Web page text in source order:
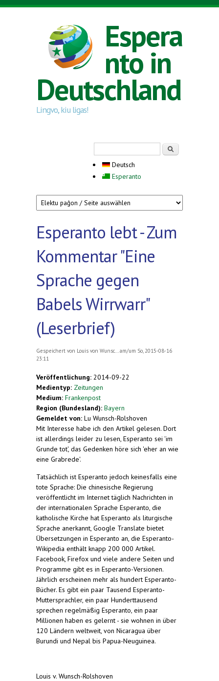
Direkt zum Inhalt
Espera
nto in
Deutschland
Lingvo, kiu ligas!
Deutsch
Esperanto
Esperanto lebt - Zum
Kommentar "Eine
Sprache gegen
Babels Wirrwarr"
(Leserbrief)
Gespeichert von Louis von Wunsc...
am/um So, 2015-08-16
23:11
Veröffentlichung: 2014-09-22
Medientyp: Zeitungen
Medium: Frankenpost
Region (Bundesland): Bayern
Gemeldet von: Lu Wunsch-Rolshoven
Mit Interesse habe ich den Artikel gelesen. Dort
ist allerdings leider zu lesen, Esperanto sei 'im
Grunde tot', das Gedenken höre sich 'eher an wie
eine Grabrede'.
Tatsächlich ist Esperanto jedoch keinesfalls eine
tote Sprache: Die chinesische Regierung
veröffentlicht im Internet täglich Nachrichten in
der internationalen Sprache Esperanto, die
katholische Kirche hat Esperanto als liturgische
Sprache anerkannt, Google Translate bietet
Übersetzungen in Esperanto an, die Esperanto-
Wikipedia enthält knapp 200 000 Artikel.
Facebook, Firefox und viele andere Seiten und
Programme gibt es in Esperanto-Versionen.
Jährlich erscheinen mehr als hundert Esperanto-
Bücher. Es gibt ein paar Tausend Esperanto-
Muttersprachler, ein paar Hunderttausend
sprechen regelmäßig Esperanto, ein paar
Millionen haben es gelernt - sie wohnen in über
120 Ländern weltweit, von Nicaragua über
Burundi und Nepal bis Papua-Neuguinea.
Louis v. Wunsch-Rolshoven